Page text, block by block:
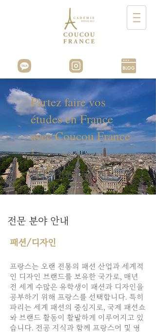
Partez faire vos
études en France
avec Coucou France
!
​프랑스 전문학교 소개
전문 분야 안내
패션/디자인
프랑스는 오랜 전통의 패션 산업과 세계적
인 디자인 브랜드를 보유한 국가로, 매년
전 세계 수많은 유학생이 패션과 디자인을
공부하기 위해 프랑스를 선택합니다. 특히
파리는 세계 패션의 중심지로, 국제 패션쇼
와 브랜드 활동이 활발하게 이루어지고 있
습니다. 전공 지식과 함께 프랑스어 및 영